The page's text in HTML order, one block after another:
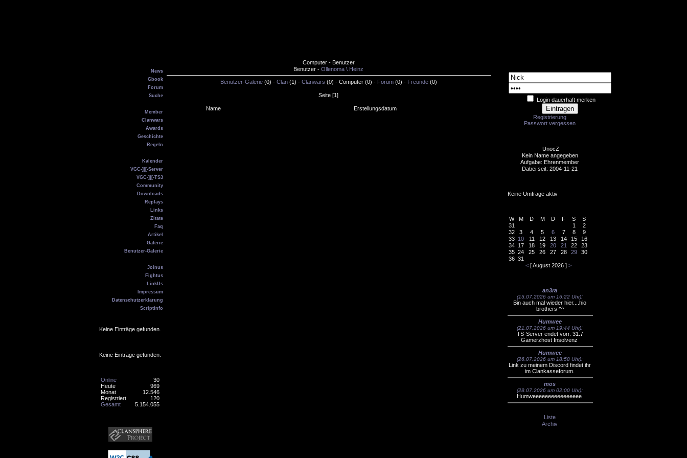
News
Gbook
Forum
Suche
Member
Clanwars
Awards
Geschichte
Regeln
Kalender
VGC-]|[-Server
VGC-]|[-TS3
Community
Downloads
Replays
Links
Zitate
Faq
Artikel
Galerie
Benutzer-Galerie
Joinus
Fightus
LinkUs
Impressum
Datenschutzerklärung
Scriptinfo
Keine Einträge gefunden.
Keine Einträge gefunden.
30
Online
969
Heute
12.546
Monat
120
Registriert
5.154.055
Gesamt
Computer - Benutzer
Benutzer - Ollenoma \ Heinz
Benutzer-Galerie(0) - Clan(1) - Clanwars (0) - Computer (0) - Forum(0) - Freunde(0)
Seite [1]
Name Erstellungsdatum
Login dauerhaft merken
Registrierung
Passwort vergessen
UnocZ
Kein Name angegeben
Aufgabe: Ehrenmember
Dabei seit: 2004-11-21
Keine Umfrage aktiv
W M D M D F S
S
31
1
2
32
3 4 5 6 7 8
9
33 10 11 12 13 14 15
16
34 17 18 19 20 21 22
23
35 24 25 26 27 28 29
30
36 31
< [ August 2026 ] >
an3ra
(15.07.2026 um 16:22 Uhr):
Bin auch mal wieder hier....hio
brothers ^^
Humwee
(21.07.2026 um 19:44 Uhr):
TS-Server endet vorr. 31.7
Gamerzhost Insolvenz
Humwee
(26.07.2026 um 18:58 Uhr):
Link zu meinem Discord findet ihr
im Clankasseforum.
mos
(28.07.2026 um 02:00 Uhr):
Humweeeeeeeeeeeeeeee
Liste
Archiv